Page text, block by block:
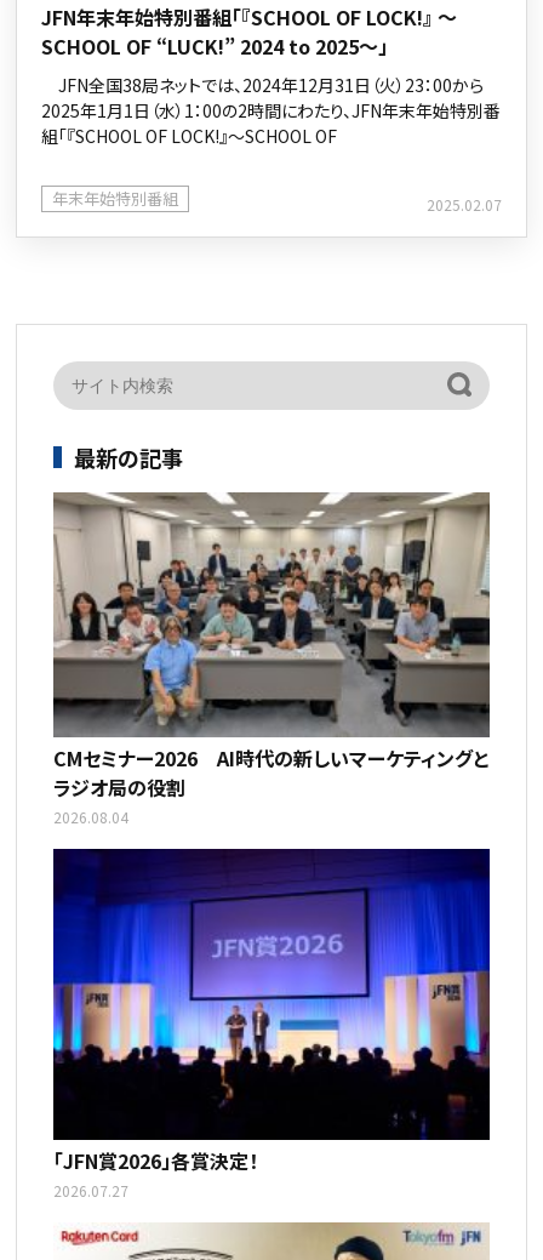
JFN年末年始特別番組「『SCHOOL OF LOCK!』 ～
SCHOOL OF “LUCK!” 2024 to 2025～」
JFN全国38局ネットでは、2024年12月31日（火）23：00から
2025年1月1日（水）1：00の2時間にわたり、JFN年末年始特別番
組「『SCHOOL OF LOCK!』～SCHOOL OF
年末年始特別番組 2025.02.07
最新の記事
CMセミナー2026 AI時代の新しいマーケティングと
ラジオ局の役割
2026.08.04
「JFN賞2026」各賞決定！
2026.07.27